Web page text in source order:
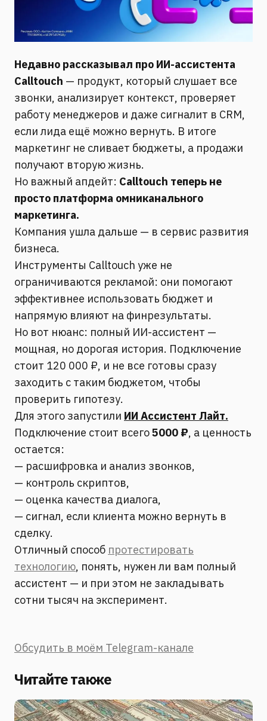
Недавно рассказывал про ИИ-ассистента
Calltouch — продукт, который слушает все
звонки, анализирует контекст, проверяет
работу менеджеров и даже сигналит в CRM,
если лида ещё можно вернуть. В итоге
маркетинг не сливает бюджеты, а продажи
получают вторую жизнь.
Но важный апдейт: Calltouch теперь не
просто платформа омниканального
маркетинга.
Компания ушла дальше — в сервис развития
бизнеса.
Инструменты Calltouch уже не
ограничиваются рекламой: они помогают
эффективнее использовать бюджет и
напрямую влияют на финрезультаты.
Но вот нюанс: полный ИИ-ассистент —
мощная, но дорогая история. Подключение
стоит 120 000 ₽, и не все готовы сразу
заходить с таким бюджетом, чтобы
проверить гипотезу.
Для этого запустили ИИ Ассистент Лайт.
Подключение стоит всего5000 ₽, а ценность
остается:
— расшифровка и анализ звонков,
— контроль скриптов,
— оценка качества диалога,
— сигнал, если клиента можно вернуть в
сделку.
Отличный способ протестировать
технологию, понять, нужен ли вам полный
ассистент — и при этом не закладывать
сотни тысяч на эксперимент.
Обсудить в моём Telegram-канале
Читайте также